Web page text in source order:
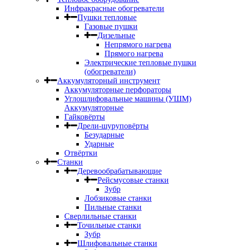
Инфракрасные обогреватели
Пушки тепловые
Газовые пушки
Дизельные
Непрямого нагрева
Прямого нагрева
Электрические тепловые пушки
(обогреватели)
Аккумуляторный инструмент
Аккумуляторные перфораторы
Углошлифовальные машины (УШМ)
Аккумуляторные
Гайковёрты
Дрели-шуруповёрты
Безударные
Ударные
Отвёртки
Станки
Деревообрабатывающие
Рейсмусовые станки
Зубр
Лобзиковые станки
Пильные станки
Сверлильные станки
Точильные станки
Зубр
Шлифовальные станки